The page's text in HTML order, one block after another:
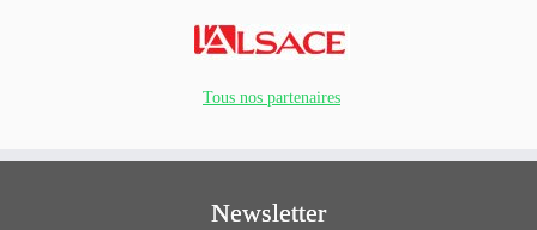
Tous nos partenaires
Newsletter